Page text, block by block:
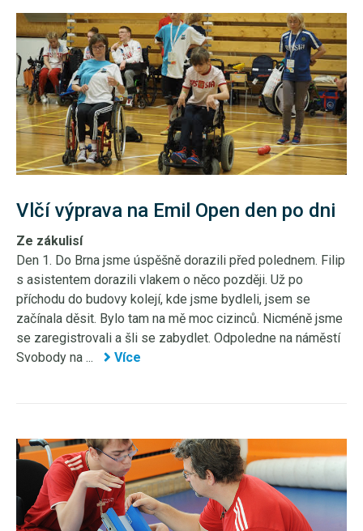
Vlčí výprava na Emil Open den po dni
Ze zákulisí
Den 1. Do Brna jsme úspěšně dorazili před polednem. Filip
s asistentem dorazili vlakem o něco později. Už po
příchodu do budovy kolejí, kde jsme bydleli, jsem se
začínala děsit. Bylo tam na mě moc cizinců. Nicméně jsme
se zaregistrovali a šli se zabydlet. Odpoledne na náměstí
Svobody na ...
Více